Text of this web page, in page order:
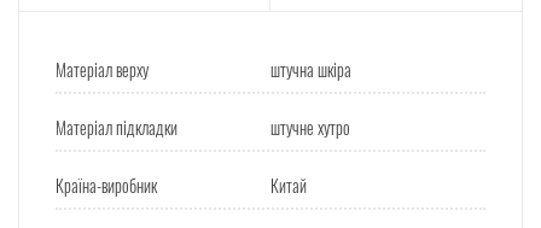
Матеріал верху штучна шкіра
Матеріал підкладки штучне хутро
Країна-виробник Китай